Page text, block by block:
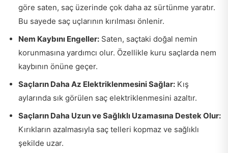
göre saten, saç üzerinde çok daha az sürtünme yaratır.
Bu sayede saç uçlarının kırılması önlenir.
Nem Kaybını Engeller: Saten, saçtaki doğal nemin
korunmasına yardımcı olur. Özellikle kuru saçlarda nem
kaybının önüne geçer.
Saçların Daha Az Elektriklenmesini Sağlar: Kış
aylarında sık görülen saç elektriklenmesini azaltır.
Saçların Daha Uzun ve Sağlıklı Uzamasına Destek Olur:
Kırıkların azalmasıyla saç telleri kopmaz ve sağlıklı
şekilde uzar.